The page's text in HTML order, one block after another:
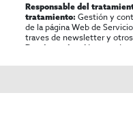
Responsable del
tratamiento: Gestión y
de la página Web de
traves de newsletter y
Destinatarios:
No se
rectificar y suprimir los